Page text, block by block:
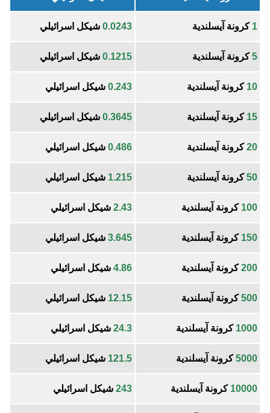
1 كرونة آيسلندية 0.0243 شيكل اسرائيلي
5كرونة آيسلندية 0.1215 شيكل اسرائيلي
10 كرونة آيسلندية 0.243 شيكل اسرائيلي
15 كرونة آيسلندية 0.3645 شيكل اسرائيلي
20كرونة آيسلندية 0.486 شيكل اسرائيلي
50كرونة آيسلندية 1.215 شيكل اسرائيلي
100 كرونة آيسلندية 2.43 شيكل اسرائيلي
150 كرونة آيسلندية 3.645 شيكل اسرائيلي
200كرونة آيسلندية 4.86 شيكل اسرائيلي
500كرونة آيسلندية 12.15 شيكل اسرائيلي
1000 كرونة آيسلندية 24.3 شيكل اسرائيلي
5000كرونة آيسلندية 121.5 شيكل اسرائيلي
10000 كرونة آيسلندية 243 شيكل اسرائيلي